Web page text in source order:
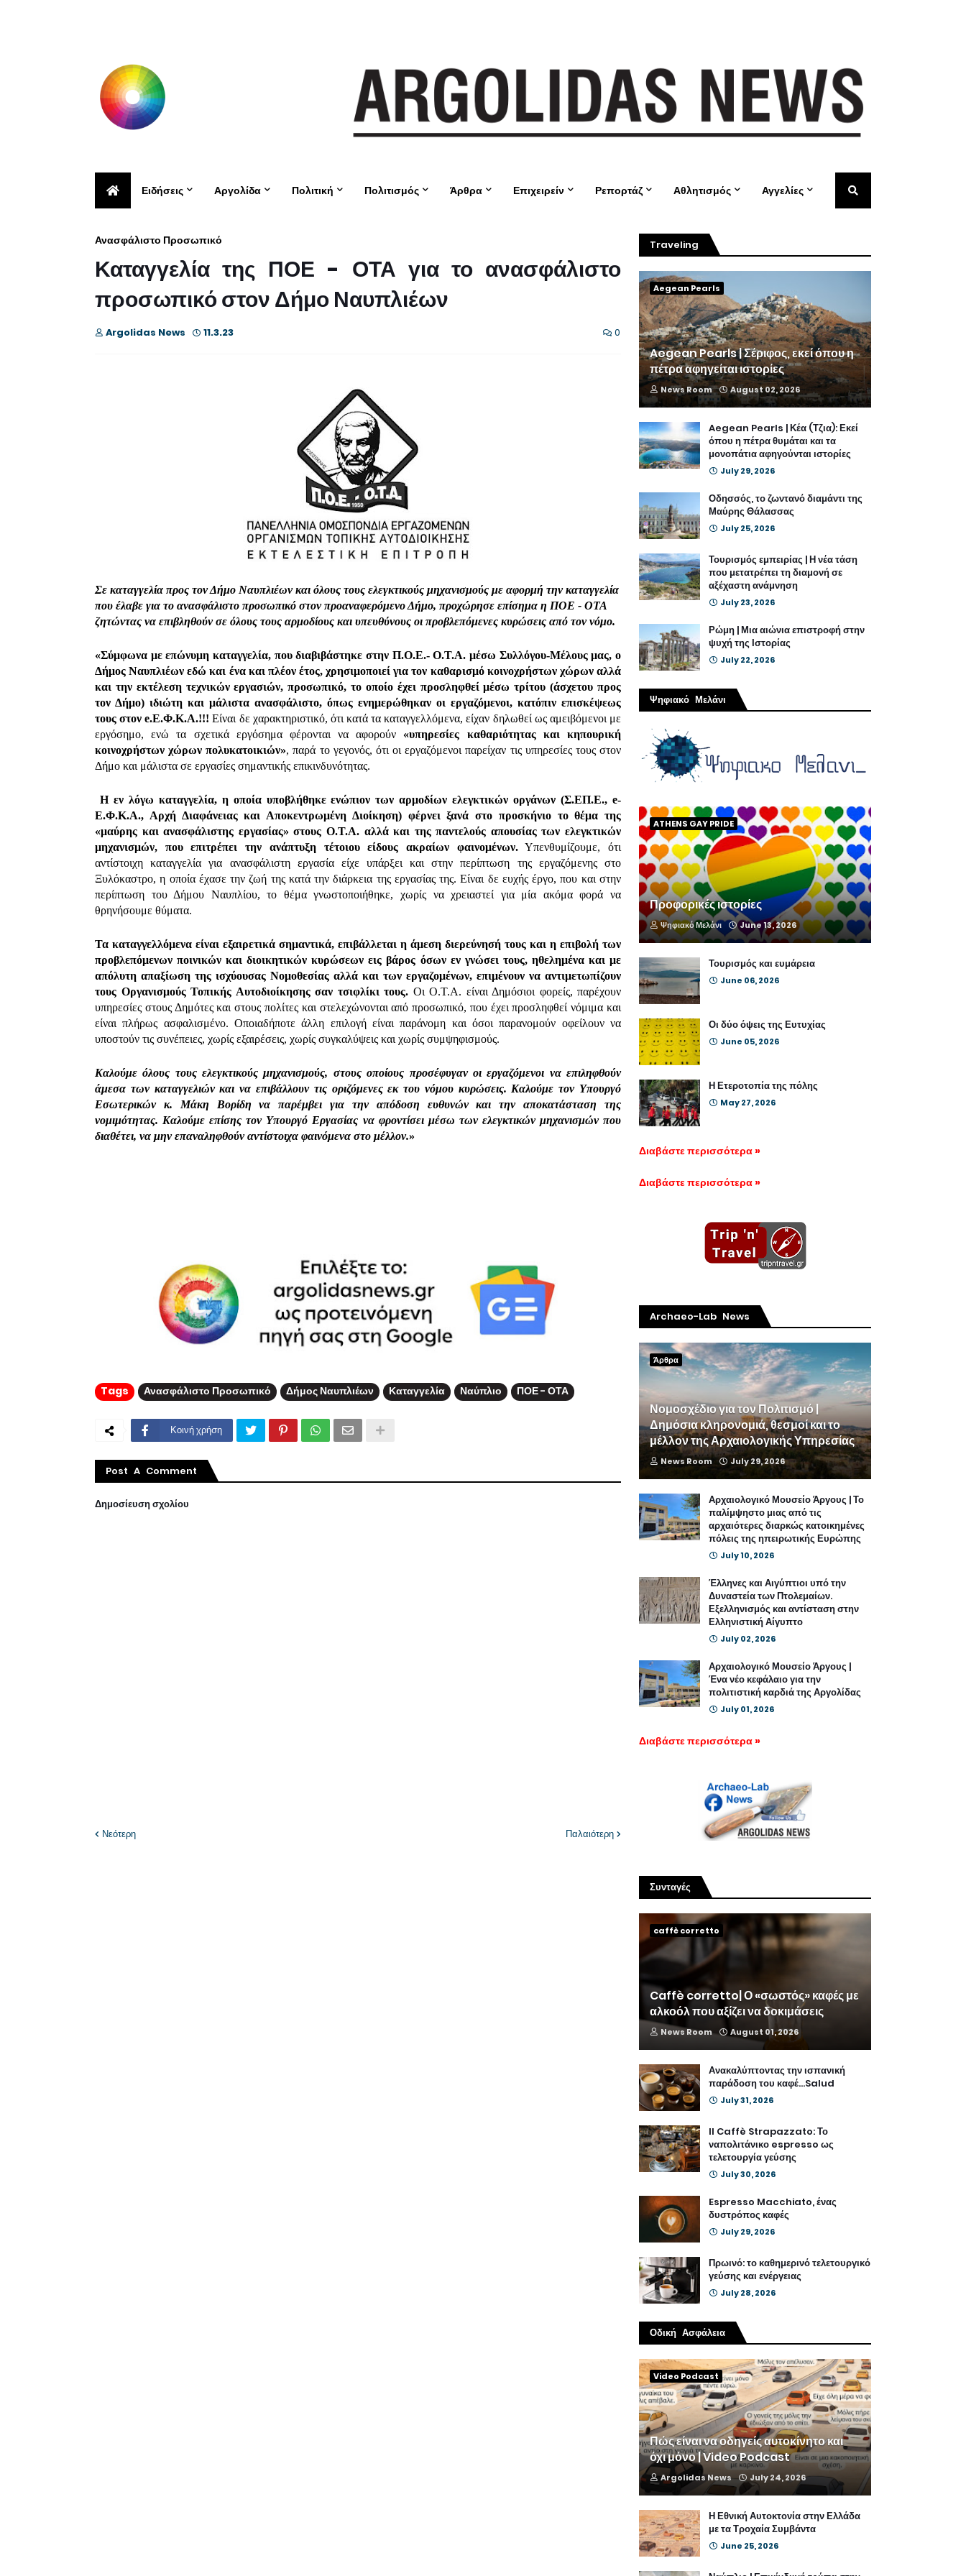
Ειδήσεις Αργολίδα Πολιτική Πολιτισμός Άρθρα Επιχειρείν Ρεπορτάζ Αθλητισμός Αγγελίες
Ανασφάλιστο Προσωπικό
Καταγγελία της ΠΟΕ - ΟΤΑ για το ανασφάλιστο
προσωπικό στον Δήμο Ναυπλιέων
Argolidas News 11.3.23 0
Σε καταγγελία προς τον Δήμο Ναυπλιέων και όλους τους ελεγκτικούς μηχανισμούς με αφορμή την καταγγελία
που έλαβε για το ανασφάλιστο προσωπικό στον προαναφερόμενο Δήμο, προχώρησε επίσημα η ΠΟΕ - ΟΤΑ
ζητώντας να επιβληθούν σε όλους τους αρμοδίους και υπευθύνους οι προβλεπόμενες κυρώσεις από τον νόμο.
«Σύμφωνα με επώνυμη καταγγελία, που διαβιβάστηκε στην Π.Ο.Ε.- Ο.Τ.Α. μέσω Συλλόγου-Μέλους μας, ο
Δήμος Ναυπλιέων εδώ και ένα και πλέον έτος, χρησιμοποιεί για τον καθαρισμό κοινοχρήστων χώρων αλλά
και την εκτέλεση τεχνικών εργασιών, προσωπικό, το οποίο έχει προσληφθεί μέσω τρίτου (άσχετου προς
τον Δήμο) ιδιώτη και μάλιστα ανασφάλιστο, όπως ενημερώθηκαν οι εργαζόμενοι, κατόπιν επισκέψεως
τους στον e.Ε.Φ.Κ.Α.!!! Είναι δε χαρακτηριστικό, ότι κατά τα καταγγελλόμενα, είχαν δηλωθεί ως αμειβόμενοι με
εργόσημο, ενώ τα σχετικά εργόσημα φέρονται να αφορούν «υπηρεσίες καθαριότητας και κηπουρική
κοινοχρήστων χώρων πολυκατοικιών», παρά το γεγονός, ότι οι εργαζόμενοι παρείχαν τις υπηρεσίες τους στον
Δήμο και μάλιστα σε εργασίες σημαντικής επικινδυνότητας.
Η εν λόγω καταγγελία, η οποία υποβλήθηκε ενώπιον των αρμοδίων ελεγκτικών οργάνων (Σ.ΕΠ.Ε., e-
Ε.Φ.Κ.Α., Αρχή Διαφάνειας και Αποκεντρωμένη Διοίκηση) φέρνει ξανά στο προσκήνιο το θέμα της
«μαύρης και ανασφάλιστης εργασίας» στους Ο.Τ.Α. αλλά και της παντελούς απουσίας των ελεγκτικών
μηχανισμών, που επιτρέπει την ανάπτυξη τέτοιου είδους ακραίων φαινομένων.Υπενθυμίζουμε, ότι
αντίστοιχη καταγγελία για ανασφάλιστη εργασία είχε υπάρξει και στην περίπτωση της εργαζόμενης στο
Ξυλόκαστρο, η οποία έχασε την ζωή της κατά την διάρκεια της εργασίας της. Είναι δε ευχής έργο, που και στην
περίπτωση του Δήμου Ναυπλίου, το θέμα γνωστοποιήθηκε, χωρίς να χρειαστεί για μία ακόμα φορά να
θρηνήσουμε θύματα.
Τα καταγγελλόμενα είναι εξαιρετικά σημαντικά, επιβάλλεται η άμεση διερεύνησή τους και η επιβολή των
προβλεπόμενων ποινικών και διοικητικών κυρώσεων εις βάρος όσων εν γνώσει τους, ηθελημένα και με
απόλυτη απαξίωση της ισχύουσας Νομοθεσίας αλλά και των εργαζομένων, επιμένουν να αντιμετωπίζουν
τους Οργανισμούς Τοπικής Αυτοδιοίκησης σαν τσιφλίκι τους. Οι Ο.Τ.Α. είναι Δημόσιοι φορείς, παρέχουν
υπηρεσίες στους Δημότες και στους πολίτες και στελεχώνονται από προσωπικό, που έχει προσληφθεί νόμιμα και
είναι πλήρως ασφαλισμένο. Οποιαδήποτε άλλη επιλογή είναι παράνομη και όσοι παρανομούν οφείλουν να
υποστούν τις συνέπειες, χωρίς εξαιρέσεις, χωρίς συγκαλύψεις και χωρίς συμψηφισμούς.
Καλούμε όλους τους ελεγκτικούς μηχανισμούς, στους οποίους προσέφυγαν οι εργαζόμενοι να επιληφθούν
άμεσα των καταγγελιών και να επιβάλλουν τις οριζόμενες εκ του νόμου κυρώσεις. Καλούμε τον Υπουργό
Εσωτερικών κ. Μάκη Βορίδη να παρέμβει για την απόδοση ευθυνών και την αποκατάσταση της
νομιμότητας. Καλούμε επίσης τον Υπουργό Εργασίας να φροντίσει μέσω των ελεγκτικών μηχανισμών που
διαθέτει, να μην επαναληφθούν αντίστοιχα φαινόμενα στο μέλλον.»
Tags Ανασφάλιστο Προσωπικό Δήμος Ναυπλιέων Καταγγελία Ναύπλιο ΠΟΕ - ΟΤΑ
Κοινή χρήση
Post A Comment
Δημοσίευση σχολίου
Νεότερη Παλαιότερη
Traveling
Aegean Pearls
Aegean Pearls | Σέριφος, εκεί όπου η
πέτρα αφηγείται ιστορίες
News Room August 02, 2026
Aegean Pearls | Κέα (Τζια): Εκεί
όπου η πέτρα θυμάται και τα
μονοπάτια αφηγούνται ιστορίες
July 29, 2026
Οδησσός, το ζωντανό διαμάντι της
Μαύρης Θάλασσας
July 25, 2026
Τουρισμός εμπειρίας | Η νέα τάση
που μετατρέπει τη διαμονή σε
αξέχαστη ανάμνηση
July 23, 2026
Ρώμη | Μια αιώνια επιστροφή στην
ψυχή της Ιστορίας
July 22, 2026
Ψηφιακό Μελάνι
ATHENS GAY PRIDE
Προφορικές ιστορίες
Ψηφιακό Μελάνι June 13, 2026
Τουρισμός και ευμάρεια
June 06, 2026
Οι δύο όψεις της Ευτυχίας
June 05, 2026
Η Ετεροτοπία της πόλης
May 27, 2026
Διαβάστε περισσότερα »
Διαβάστε περισσότερα »
Archaeo-Lab News
Άρθρα
Νομοσχέδιο για τον Πολιτισμό |
Δημόσια κληρονομιά, θεσμοί και το
μέλλον της Αρχαιολογικής Υπηρεσίας
News Room July 29, 2026
Αρχαιολογικό Μουσείο Άργους | Το
παλίμψηστο μιας από τις
αρχαιότερες διαρκώς κατοικημένες
πόλεις της ηπειρωτικής Ευρώπης
July 10, 2026
Έλληνες και Αιγύπτιοι υπό την
Δυναστεία των Πτολεμαίων.
Εξελληνισμός και αντίσταση στην
Ελληνιστική Αίγυπτο
July 02, 2026
Αρχαιολογικό Μουσείο Άργους |
Ένα νέο κεφάλαιο για την
πολιτιστική καρδιά της Αργολίδας
July 01, 2026
Διαβάστε περισσότερα »
Συνταγές
caffè corretto
Caffè corretto| Ο «σωστός» καφές με
αλκοόλ που αξίζει να δοκιμάσεις
News Room August 01, 2026
Ανακαλύπτοντας την ισπανική
παράδοση του καφέ...Salud
July 31, 2026
Il Caffè Strapazzato: Το
ναπολιτάνικο espresso ως
τελετουργία γεύσης
July 30, 2026
Espresso Macchiato, ένας
δυστρόπος καφές
July 29, 2026
Πρωινό: το καθημερινό τελετουργικό
γεύσης και ενέργειας
July 28, 2026
Οδική Ασφάλεια
Video Podcast
Πώς είναι να οδηγείς αυτοκίνητο και
όχι μόνο | Video Podcast
Argolidas News July 24, 2026
Η Εθνική Αυτοκτονία στην Ελλάδα
με τα Τροχαία Συμβάντα
June 25, 2026